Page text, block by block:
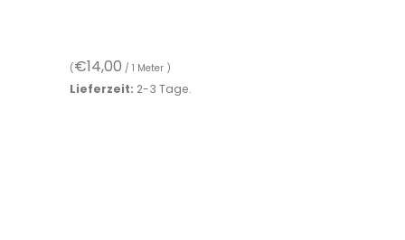
(€14,00 / 1 Meter )
Lieferzeit: 2-3 Tage.